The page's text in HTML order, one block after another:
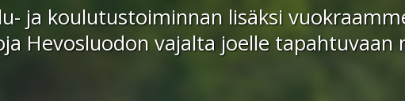
ja koulutustoiminnan lisäksi
Hevosluodon vajalta joelle tapahtuvaan